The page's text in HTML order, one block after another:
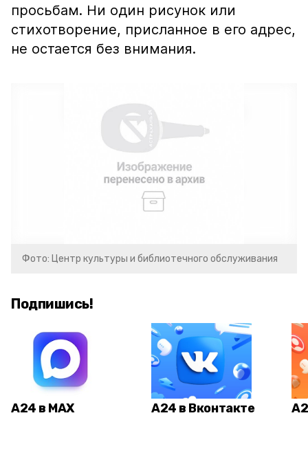
просьбам. Ни один рисунок или
стихотворение, присланное в его адрес,
не остается без внимания.
Фото: Центр культуры и библиотечного обслуживания
Подпишись!
А24 в MAX А24 в Вконтакте